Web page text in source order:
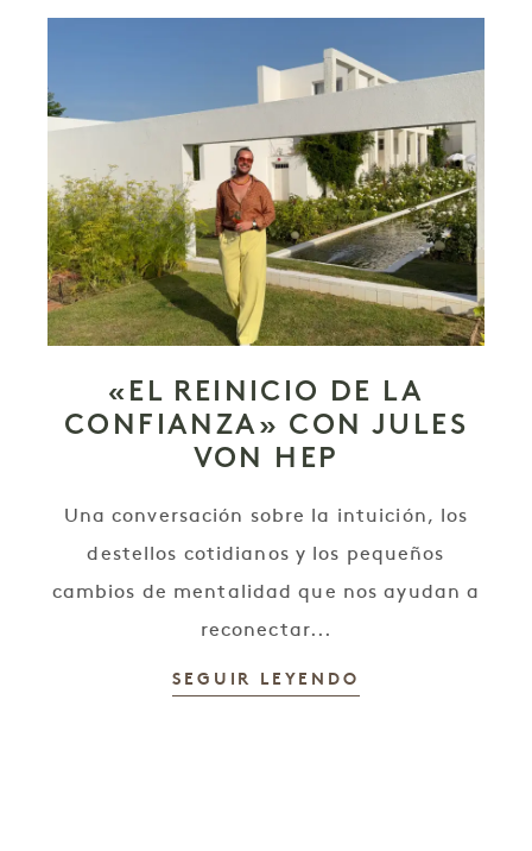
«EL REINICIO DE LA
CONFIANZA» CON JULES
VON HEP
Una conversación sobre la intuición, los
destellos cotidianos y los pequeños
cambios de mentalidad que nos ayudan a
reconectar...
SEGUIR LEYENDO